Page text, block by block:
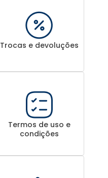
Trocas e devoluções
Termos de uso e
condições